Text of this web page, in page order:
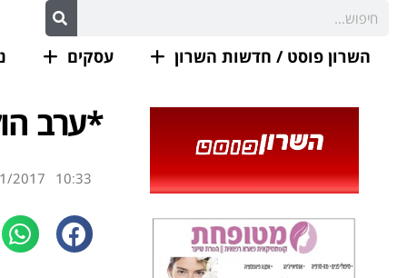
השרון פוסט / חדשות השרון עסקים
*ערב
10:33
2017